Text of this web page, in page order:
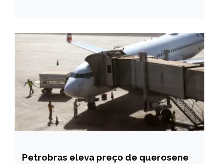
BRASIL
Petrobras eleva preço de querosene